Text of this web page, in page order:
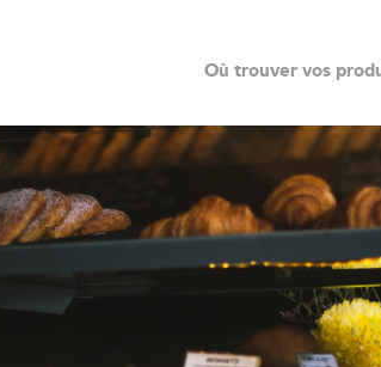
Où trouver vos